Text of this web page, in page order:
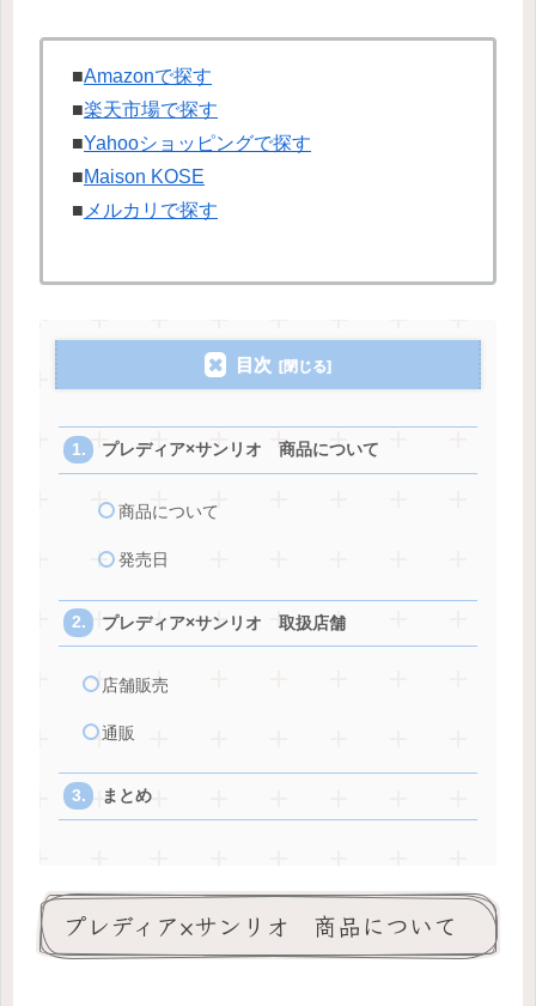
■Amazonで探す
■楽天市場で探す
■Yahooショッピングで探す
■Maison KOSE
■ メルカリで探す
目次
プレディア×サンリオ 商品について
商品について
発売日
プレディア×サンリオ 取扱店舗
店舗販売
通販
まとめ
プレディア×サンリオ 商品について